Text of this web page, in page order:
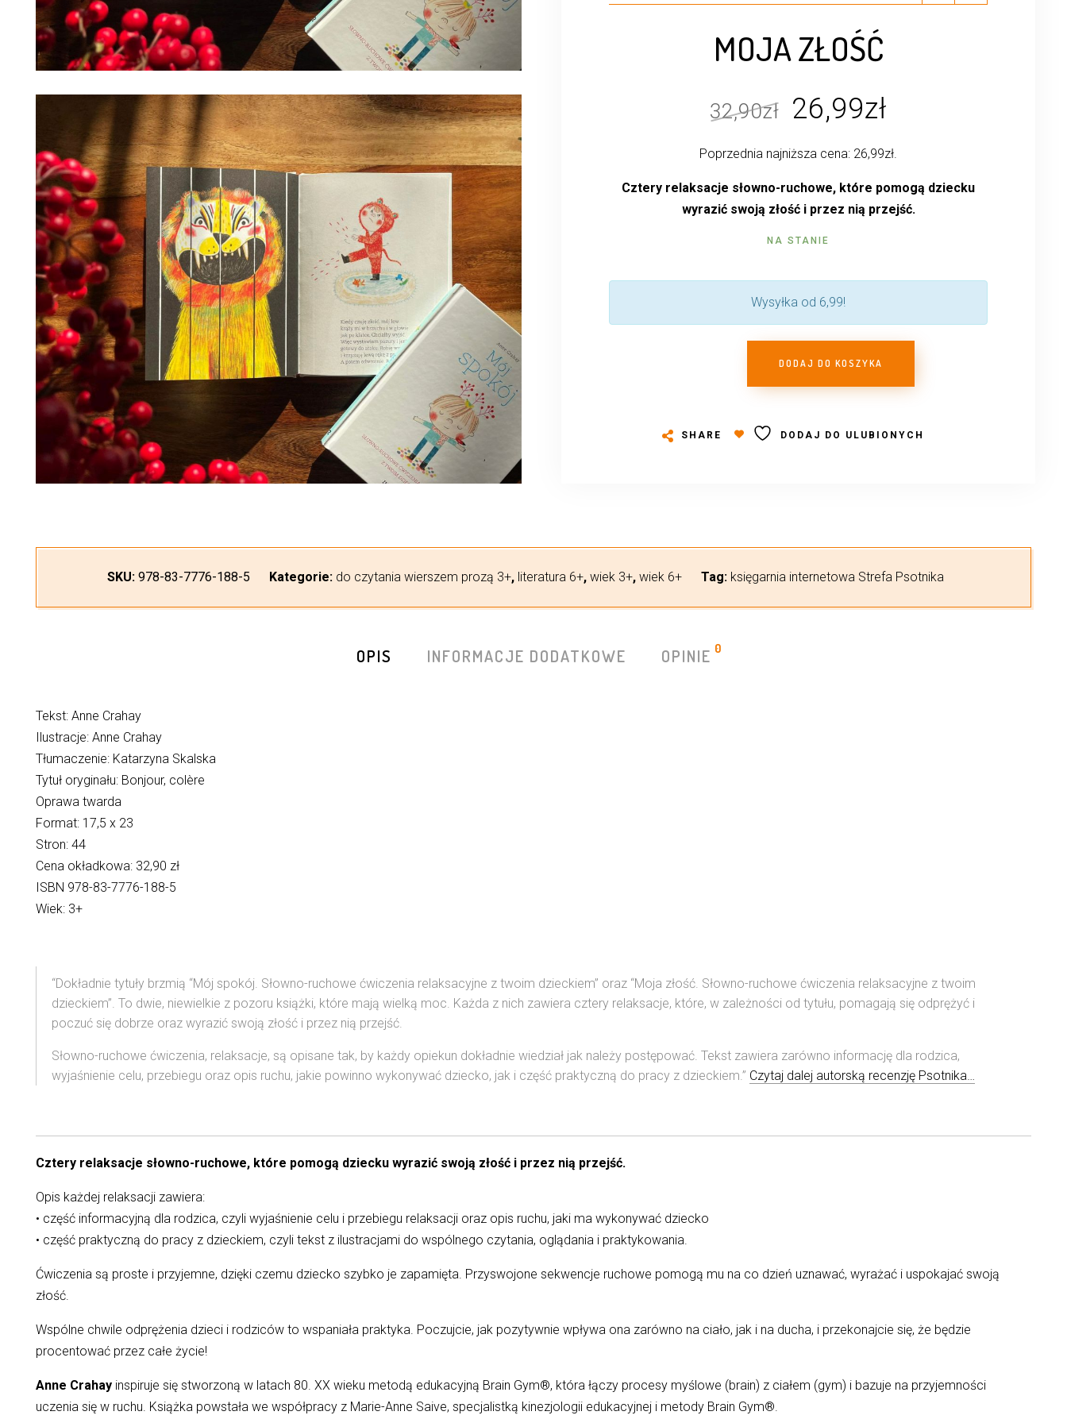
MOJA ZŁOŚĆ
32,90zł Pierwotna
wynosiła:
32,90zł.
26,99zł
wynosi:
26,99zł.
Poprzednia najniższa cena: 26,99zł
Cztery relaksacje słowno-ruchowe, które pomogą dziecku
wyrazić swoją złość i przez nią przejść.
NA STANIE
Wysyłka od 6,99!
DODAJ DO KOSZYKA
SHARE DODAJ DO ULUBIONYCH
SKU: 978-83-7776-188-5 Kategorie: do czytania wierszem prozą 3+, literatura 6+, wiek 3+, wiek 6+ Tag: księgarnia internetowa Strefa Psotnika
OPIS INFORMACJE DODATKOWE OPINIE 0
Tekst: Anne Crahay
Ilustracje: Anne Crahay
Tłumaczenie: Katarzyna Skalska
Tytuł oryginału: Bonjour, colère
Oprawa twarda
Format: 17,5 x 23
Stron: 44
Cena okładkowa: 32,90 zł
ISBN 978-83-7776-188-5
Wiek: 3+
“Dokładnie tytuły brzmią “Mój spokój. Słowno-ruchowe ćwiczenia relaksacyjne z twoim dzieckiem” oraz “Moja złość. Słowno-ruchowe ćwiczenia relaksacyjne z twoim
dzieckiem”. To dwie, niewielkie z pozoru książki, które mają wielką moc. Każda z nich zawiera cztery relaksacje, które, w zależności od tytułu, pomagają się odprężyć i
poczuć się dobrze oraz wyrazić swoją złość i przez nią przejść.
Słowno-ruchowe ćwiczenia, relaksacje, są opisane tak, by każdy opiekun dokładnie wiedział jak należy postępować. Tekst zawiera zarówno informację dla rodzica,
wyjaśnienie celu, przebiegu oraz opis ruchu, jakie powinno wykonywać dziecko, jak i część praktyczną do pracy z dzieckiem.” Czytaj dalej autorską recenzję Psotnika…
Cztery relaksacje słowno-ruchowe, które pomogą dziecku wyrazić swoją złość i przez nią przejść.
Opis każdej relaksacji zawiera:
• część informacyjną dla rodzica, czyli wyjaśnienie celu i przebiegu relaksacji oraz opis ruchu, jaki ma wykonywać dziecko
• część praktyczną do pracy z dzieckiem, czyli tekst z ilustracjami do wspólnego czytania, oglądania i praktykowania.
Ćwiczenia są proste i przyjemne, dzięki czemu dziecko szybko je zapamięta. Przyswojone sekwencje ruchowe pomogą mu na co dzień uznawać, wyrażać i uspokajać swoją
złość.
Wspólne chwile odprężenia dzieci i rodziców to wspaniała praktyka. Poczujcie, jak pozytywnie wpływa ona zarówno na ciało, jak i na ducha, i przekonajcie się, że będzie
procentować przez całe życie!
Anne Crahay inspiruje się stworzoną w latach 80. XX wieku metodą edukacyjną Brain Gym®, która łączy procesy myślowe (brain) z ciałem (gym) i bazuje na przyjemności
uczenia się w ruchu. Książka powstała we współpracy z Marie-Anne Saive, specjalistką kinezjologii edukacyjnej i metody Brain Gym®.